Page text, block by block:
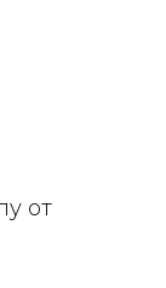
от